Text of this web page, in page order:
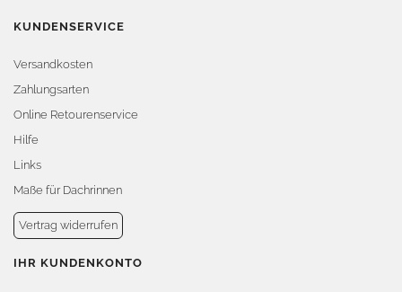
KUNDENSERVICE
Versandkosten
Zahlungsarten
Online Retourenservice
Hilfe
Links
Maße für Dachrinnen
Vertrag widerrufen
IHR KUNDENKONTO